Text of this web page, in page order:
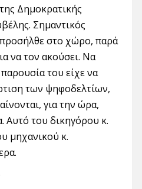
Δημοκρατικής
Σημαντικός
στο χώρο, παρά
να τον ακούσει. Να
του είχε να
των ψηφοδελτίων,
για την ώρα,
Αυτό του δικηγόρου κ.
μηχανικού κ.